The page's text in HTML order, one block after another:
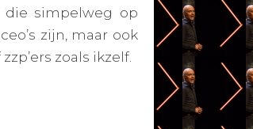
die simpelweg op
zijn, maar ook
zoals ikzelf.